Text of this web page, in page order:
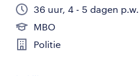
36 uur, 4 - 5 dagen p.w.
MBO
Politie